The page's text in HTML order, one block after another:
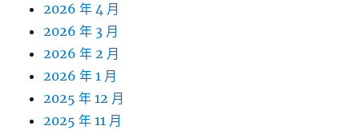
2026 年 4 月
2026 年 3 月
2026 年 2 月
2026 年 1 月
2025 年 12 月
2025 年 11 月